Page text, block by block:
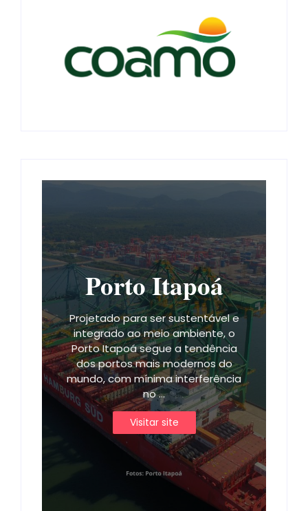
Porto Itapoá
Projetado para ser sustentável e
integrado ao meio ambiente, o
Porto Itapoá segue a tendência
dos portos mais modernos do
mundo, com mínima interferência
no ...
Visitar site